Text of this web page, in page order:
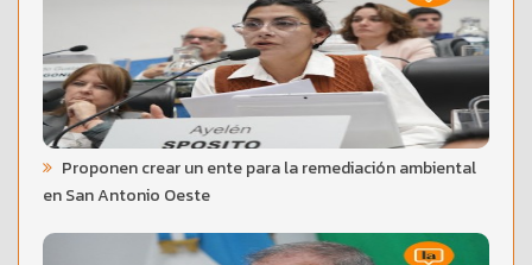
Proponen crear un ente para la remediación ambiental
en San Antonio Oeste